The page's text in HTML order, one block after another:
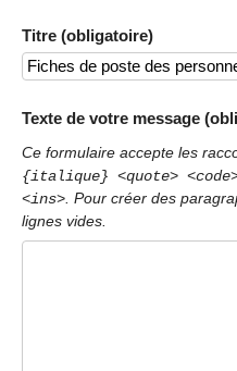
Titre (obligatoire)
Texte de votre message
Ce formulaire accepte les
{italique} <quote>
<ins> . Pour créer des
lignes vides.